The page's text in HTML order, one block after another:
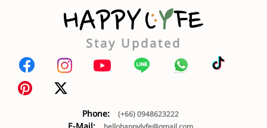
Stay Updated
Phone: (+66) 0948623222